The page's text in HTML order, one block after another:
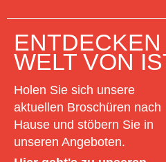
WELT VON
Holen Sie sich unsere
aktuellen Broschüren nach
Hause und stöbern Sie in
unseren Angeboten.